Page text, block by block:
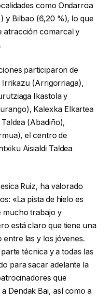
como Ondarroa
y Bilbao (6,20 %), lo que
atracción comarcal y
participaron de
Irrikazu (Arrigorriaga),
Ikastola y
Kalexka Elkartea
(Abadiño),
el centro de
Aisialdi Taldea
Ruiz, ha valorado
«La pista de hielo es
mucho trabajo y
está claro que tiene una
las y los jóvenes.
técnica y a todas las
para sacar adelante la
que
Dendak Bai, así como a